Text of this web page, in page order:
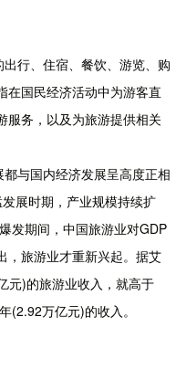
行、住宿、餐饮、游览、购
在国民经济活动中为游客直
服务，以及为旅游提供相关
与国内经济发展呈高度正相
展时期，产业规模持续扩
发期间，中国旅游业对GDP
，旅游业才重新兴起。据艾
元)的旅游业收入，就高于
(2.92万亿元)的收入。